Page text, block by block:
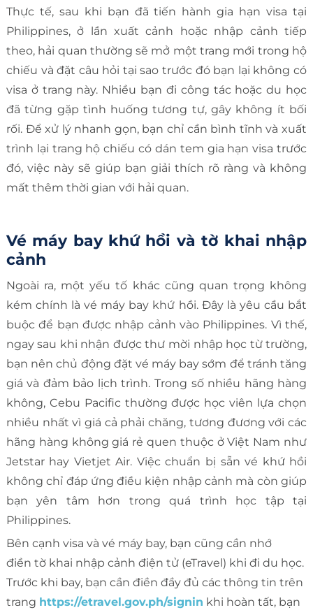
Thực tế, sau khi bạn đã tiến hành gia hạn visa tại
Philippines, ở lần xuất cảnh hoặc nhập cảnh tiếp
theo, hải quan thường sẽ mở một trang mới trong hộ
chiếu và đặt câu hỏi tại sao trước đó bạn lại không có
visa ở trang này. Nhiều bạn đi công tác hoặc du học
đã từng gặp tình huống tương tự, gây không ít bối
rối. Để xử lý nhanh gọn, bạn chỉ cần bình tĩnh và xuất
trình lại trang hộ chiếu có dán tem gia hạn visa trước
đó, việc này sẽ giúp bạn giải thích rõ ràng và không
mất thêm thời gian với hải quan.
Vé máy bay khứ hồi và tờ khai nhập
cảnh
Ngoài ra, một yếu tố khác cũng quan trọng không
kém chính là vé máy bay khứ hồi. Đây là yêu cầu bắt
buộc để bạn được nhập cảnh vào Philippines. Vì thế,
ngay sau khi nhận được thư mời nhập học từ trường,
bạn nên chủ động đặt vé máy bay sớm để tránh tăng
giá và đảm bảo lịch trình. Trong số nhiều hãng hàng
không, Cebu Pacific thường được học viên lựa chọn
nhiều nhất vì giá cả phải chăng, tương đương với các
hãng hàng không giá rẻ quen thuộc ở Việt Nam như
Jetstar hay Vietjet Air. Việc chuẩn bị sẵn vé khứ hồi
không chỉ đáp ứng điều kiện nhập cảnh mà còn giúp
bạn yên tâm hơn trong quá trình học tập tại
Philippines.
Bên cạnh visa và vé máy bay, bạn cũng cần nhớ
điền tờ khai nhập cảnh điện tử (eTravel) khi đi du học.
Trước khi bay, bạn cần điền đầy đủ các thông tin trên
trang https://etravel.gov.ph/signin khi hoàn tất, bạn